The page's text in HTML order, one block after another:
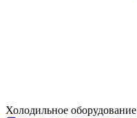
Холодильное оборудование